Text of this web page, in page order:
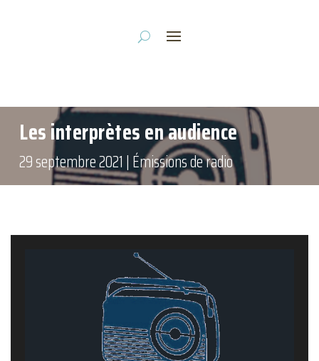
Les interprètes en audience
29 septembre 2021 | Émissions de radio